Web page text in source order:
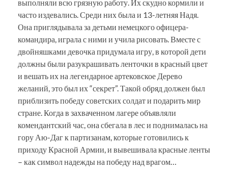
выполняли всю грязную работу. Их скудно кормили и
часто издевались. Среди них была и 13-летняя Надя.
Она приглядывала за детьми немецкого офицера-
командира, играла с ними и учила рисовать. Вместе с
двойняшками девочка придумала игру, в которой дети
должны были разукрашивать ленточки в красный цвет
и вешать их на легендарное артековское Дерево
желаний, это был их “секрет”. Такой обряд должен был
приблизить победу советских солдат и подарить мир
стране. Когда в захваченном лагере объявляли
комендантский час, она сбегала в лес и поднималась на
гору Аю-Даг к партизанам, которые готовились к
приходу Красной Армии, и вывешивала красные ленты
– как символ надежды на победу над врагом…